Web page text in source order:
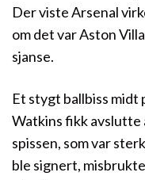
Der viste Arsenal
om det var Aston
sjanse.
Et stygt ballbiss midt
Watkins fikk avslutte
spissen, som var
ble signert,